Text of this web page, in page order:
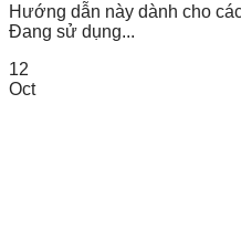
Hướng dẫn này dành cho
Đang sử dụng...
12
Oct